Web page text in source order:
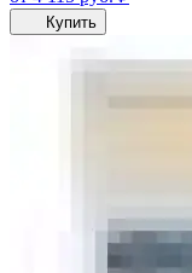
Купить